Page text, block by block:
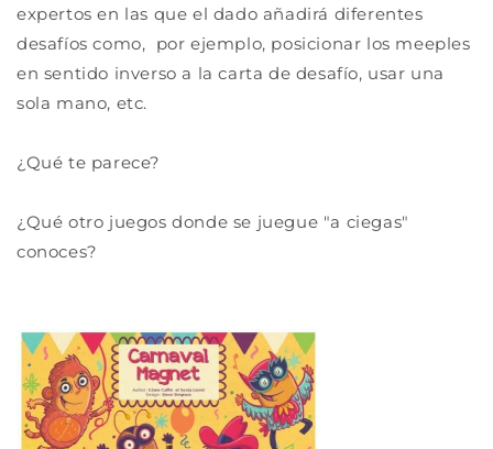
expertos en las que el dado añadirá diferentes
desafíos como, por ejemplo, posicionar los meeples
en sentido inverso a la carta de desafío, usar una
sola mano, etc.
¿Qué te parece?
¿Qué otro juegos donde se juegue "a ciegas"
conoces?